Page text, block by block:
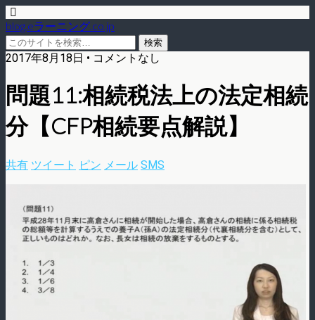
blog.eラーニング.co.jp
2017年8月18日 • コメントなし
問題11:相続税法上の法定相続
分【CFP相続要点解説】
共有 ツイート ピン メール SMS